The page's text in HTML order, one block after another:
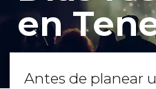
en
Antes de planear